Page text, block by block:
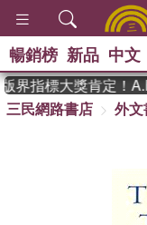
暢銷榜 新品 中文
指標大獎肯定！
三民網路書店
外文